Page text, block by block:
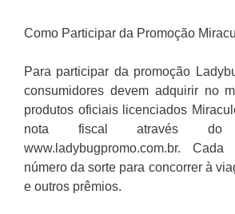
Como Participar da Promoção
Para participar da promoção
consumidores devem adquirir no
produtos oficiais licenciados
nota fiscal através do
www.ladybugpromo.com.br.
número da sorte para concorrer à
e outros prêmios.